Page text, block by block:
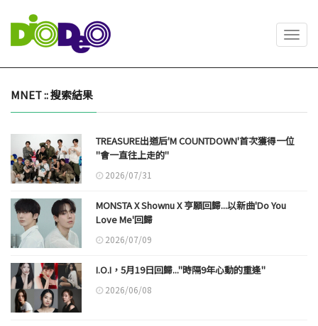
MNET :: 搜索結果
TREASURE出道后'M COUNTDOWN'首次獲得一位
"會一直往上走的"
2026/07/31
MONSTA X Shownu X 亨願回歸...以新曲'Do You
Love Me'回歸
2026/07/09
I.O.I，5月19日回歸..."時隔9年心動的重逢"
2026/06/08